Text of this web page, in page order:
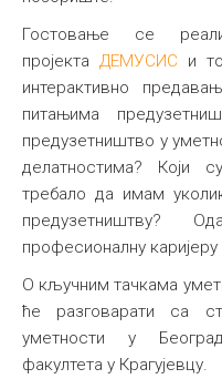
Гостовање се
пројекта ДЕМУСИС и
интерактивно
питањима
предузетништво у
делатностима? Који
требало да имам
предузетништву?
професионалну каријеру
О кључним тачкама
ће разговарати са
уметности у
факултета у Крагујевцу.